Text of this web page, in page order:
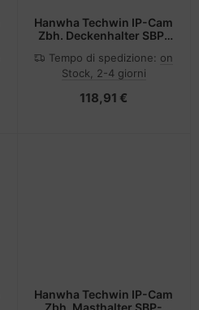
Hanwha Techwin IP-Cam
Zbh. Deckenhalter SBP-
Tempo di spedizione: on
Stock, 2-4 giorni
118,91 €
Hanwha Techwin IP-Cam